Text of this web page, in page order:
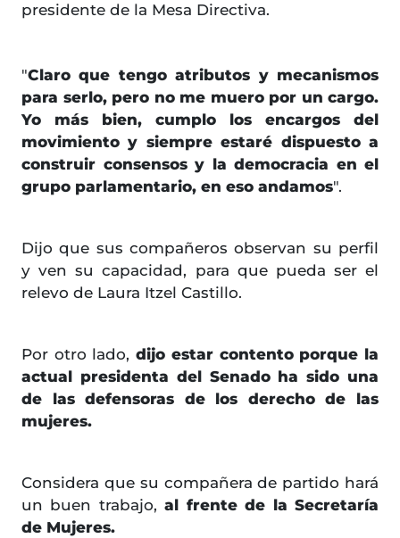
presidente de la Mesa Directiva.
"Claro que tengo atributos y mecanismos
para serlo, pero no me muero por un cargo.
Yo más bien, cumplo los encargos del
movimiento y siempre estaré dispuesto a
construir consensos y la democracia en el
grupo parlamentario, en eso andamos".
Dijo que sus compañeros observan su perfil
y ven su capacidad, para que pueda ser el
relevo de Laura Itzel Castillo.
Por otro lado,dijo estar contento porque la
actual presidenta del Senado ha sido una
de las defensoras de los derecho de las
mujeres.
Considera que su compañera de partido hará
un buen trabajo,al frente de la Secretaría
de Mujeres.